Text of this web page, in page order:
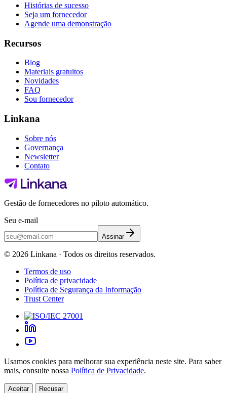
Histórias de sucesso
Seja um fornecedor
Agende uma demonstração
Recursos
Blog
Materiais gratuitos
Novidades
FAQ
Sou fornecedor
Linkana
Sobre nós
Governança
Newsletter
Contato
Gestão de fornecedores no piloto automático.
Seu e-mail
Assinar
© 2026 Linkana · Todos os direitos reservados.
Termos de uso
Política de privacidade
Política de Segurança da Informação
Trust Center
Usamos cookies para melhorar sua experiência neste site. Para saber
mais, consulte nossa Política de Privacidade.
Aceitar Recusar